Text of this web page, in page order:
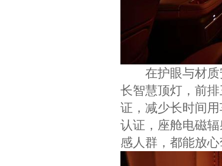
在护眼与材质
长智慧顶灯，前
证，减少长时间
认证，座舱电磁
感人群，都能放